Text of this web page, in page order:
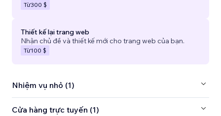
Từ300 $
Thiết kế lại trang web
Nhận chủ đề và thiết kế mới cho trang web của bạn.
Từ100 $
Nhiệm vụ nhỏ (1)
Cửa hàng trực tuyến (1)